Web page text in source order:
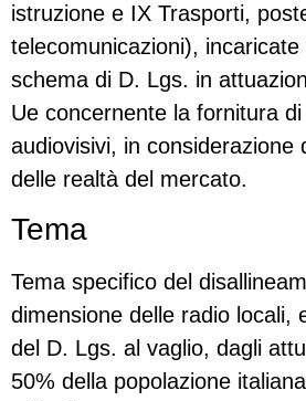
istruzione e IX Trasporti,
telecomunicazioni),
schema di D. Lgs. in
Ue concernente la fornitura
audiovisivi, in considerazione
delle realtà del mercato.
Tema
Tema specifico del
dimensione delle radio locali,
del D. Lgs. al vaglio, dagli
50% della popolazione